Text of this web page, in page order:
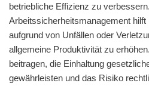
betriebliche Effizienz zu
Arbeitssicherheitsmanagement
aufgrund von Unfällen oder
allgemeine Produktivität zu
beitragen, die Einhaltung
gewährleisten und das Risiko